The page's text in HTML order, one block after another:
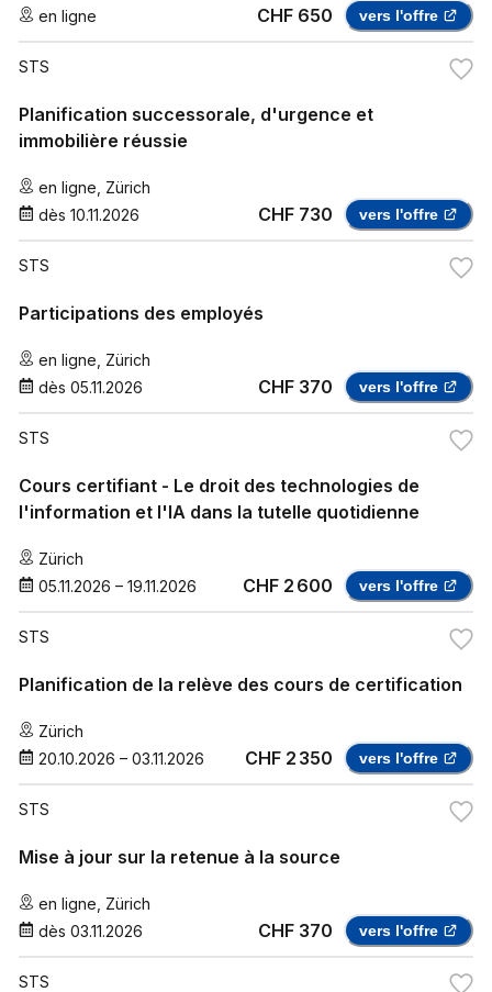
en ligne CHF 650 vers l'offre
STS
Planification successorale, d'urgence et
immobilière réussie
en ligne Zürich
dès 10.11.2026 CHF 730 vers l'offre
STS
Participations des employés
en ligne Zürich
dès 05.11.2026 CHF 370 vers l'offre
STS
Cours certifiant - Le droit des technologies de
l'information et l'IA dans la tutelle quotidienne
Zürich
05.11.2026 – 19.11.2026 CHF 2 600 vers l'offre
STS
Planification de la relève des cours de certification
Zürich
20.10.2026 – 03.11.2026 CHF 2 350 vers l'offre
STS
Mise à jour sur la retenue à la source
en ligne Zürich
dès 03.11.2026 CHF 370 vers l'offre
STS